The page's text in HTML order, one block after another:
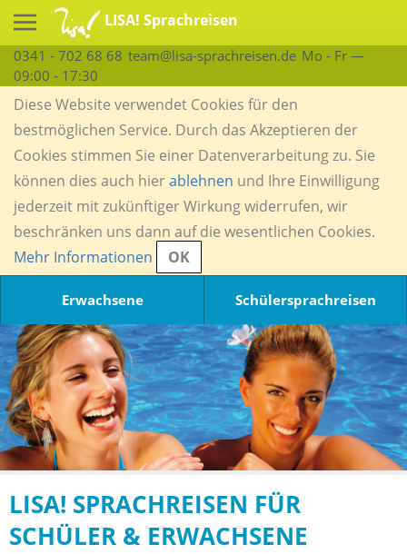
LISA! Sprachreisen
0341 - 702 68 68 team@lisa-sprachreisen.de Mo - Fr —
09:00 - 17:30
Diese Website verwendet Cookies für den
bestmöglichen Service. Durch das Akzeptieren der
Cookies stimmen Sie einer Datenverarbeitung zu. Sie
können dies auch hierablehnen und Ihre Einwilligung
jederzeit mit zukünftiger Wirkung widerrufen, wir
beschränken uns dann auf die wesentlichen Cookies.
Mehr Informationen
OK
Erwachsene Schülersprachreisen
LISA! SPRACHREISEN FÜR
SCHÜLER & ERWACHSENE